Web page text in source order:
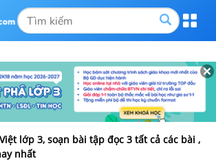
lớp 3, soạn bài tập đọc 3 tất cả các bài ,
nhất